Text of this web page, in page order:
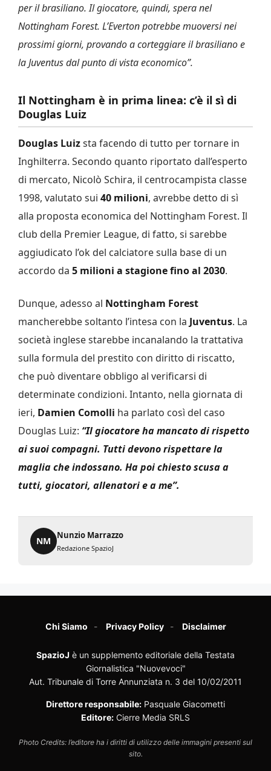
per il brasiliano. Il giocatore, quindi, spera nel
Nottingham Forest. L’Everton potrebbe muoversi nei
prossimi giorni, provando a corteggiare il brasiliano e
la Juventus dal punto di vista economico”.
Il Nottingham è in prima linea: c’è il sì di
Douglas Luiz
Douglas Luizsta facendo di tutto per tornare in
Inghilterra. Secondo quanto riportato dall’esperto
di mercato, Nicolò Schira, il centrocampista classe
1998, valutato sui 40 milioni, avrebbe detto di sì
alla proposta economica del Nottingham Forest. Il
club della Premier League, di fatto, si sarebbe
aggiudicato l’ok del calciatore sulla base di un
accordo da 5 milioni a stagione fino al 2030.
Dunque, adesso al Nottingham Forest
mancherebbe soltanto l’intesa con la Juventus. La
società inglese starebbe incanalando la trattativa
sulla formula del prestito con diritto di riscatto,
che può diventare obbligo al verificarsi di
determinate condizioni. Intanto, nella giornata di
ieri, Damien Comolli ha parlato così del caso
Douglas Luiz: “Il giocatore ha mancato di rispetto
ai suoi compagni. Tutti devono rispettare la
maglia che indossano. Ha poi chiesto scusa a
tutti, giocatori, allenatori e a me”.
NM
Nunzio Marrazzo
Redazione SpazioJ
Chi Siamo Privacy Policy Disclaimer
SpazioJ è un supplemento editoriale della Testata
Giornalistica "Nuovevoci"
Aut. Tribunale di Torre Annunziata n. 3 del 10/02/2011
Direttore responsabile: Pasquale Giacometti
Editore: Cierre Media SRLS
Photo Credits: l’editore ha i diritti di utilizzo delle immagini presenti sul
sito.